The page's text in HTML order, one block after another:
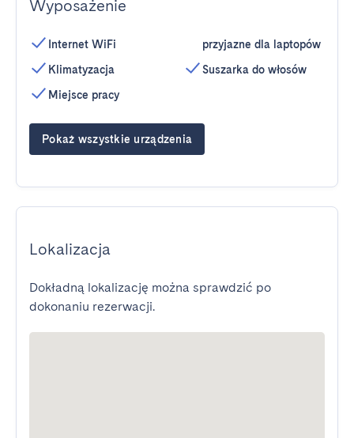
Wyposażenie
Internet WiFi
Klimatyzacja
Miejsce pracy
przyjazne dla laptopów
Suszarka do włosów
Pokaż wszystkie urządzenia
Lokalizacja
Dokładną lokalizację można sprawdzić po
dokonaniu rezerwacji.